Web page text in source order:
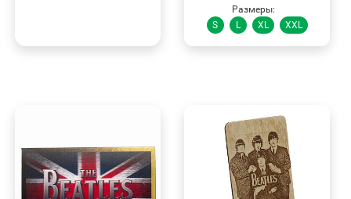
Размеры:
S
L XL XXL